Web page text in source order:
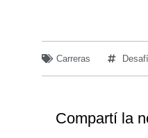
Carreras
Compartí la